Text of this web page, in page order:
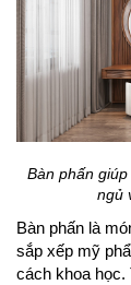
Bàn phấn
ngủ
Bàn phấn là
sắp xếp mỹ
cách khoa